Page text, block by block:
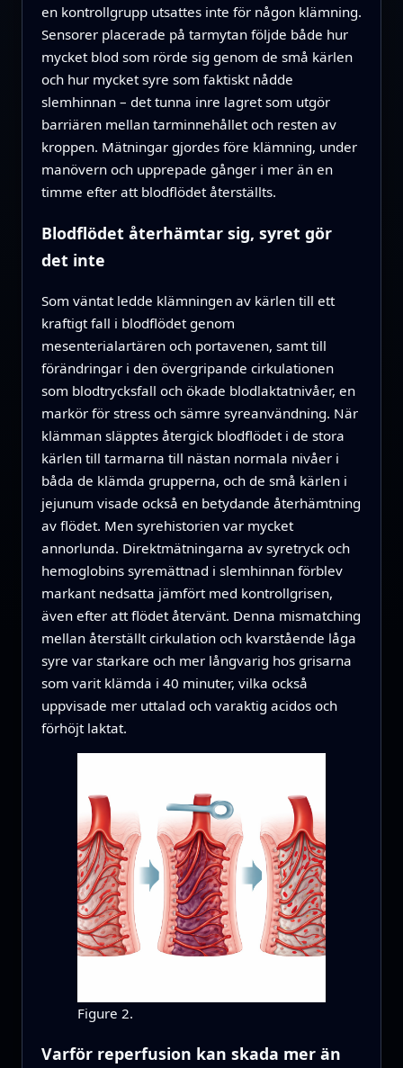
en kontrollgrupp utsattes inte för någon klämning.
Sensorer placerade på tarmytan följde både hur
mycket blod som rörde sig genom de små kärlen
och hur mycket syre som faktiskt nådde
slemhinnan – det tunna inre lagret som utgör
barriären mellan tarminnehållet och resten av
kroppen. Mätningar gjordes före klämning, under
manövern och upprepade gånger i mer än en
timme efter att blodflödet återställts.
Blodflödet återhämtar sig, syret gör
det inte
Som väntat ledde klämningen av kärlen till ett
kraftigt fall i blodflödet genom
mesenterialartären och portavenen, samt till
förändringar i den övergripande cirkulationen
som blodtrycksfall och ökade blodlaktatnivåer, en
markör för stress och sämre syreanvändning. När
klämman släpptes återgick blodflödet i de stora
kärlen till tarmarna till nästan normala nivåer i
båda de klämda grupperna, och de små kärlen i
jejunum visade också en betydande återhämtning
av flödet. Men syrehistorien var mycket
annorlunda. Direktmätningarna av syretryck och
hemoglobins syremättnad i slemhinnan förblev
markant nedsatta jämfört med kontrollgrisen,
även efter att flödet återvänt. Denna mismatching
mellan återställt cirkulation och kvarstående låga
syre var starkare och mer långvarig hos grisarna
som varit klämda i 40 minuter, vilka också
uppvisade mer uttalad och varaktig acidos och
förhöjt laktat.
Figure 2.
Varför reperfusion kan skada mer än